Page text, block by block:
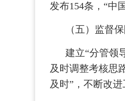
发布154条，“中
（五）监督
建立“分管领
及时调整考核思
及时”，不断改